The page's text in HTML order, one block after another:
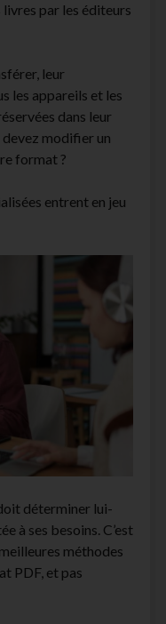
par les éditeurs
leur
les appareils et les
dans leur
modifier un
format ?
entrent en jeu
déterminer lui-
à ses besoins. C’est
méthodes
PDF, et pas